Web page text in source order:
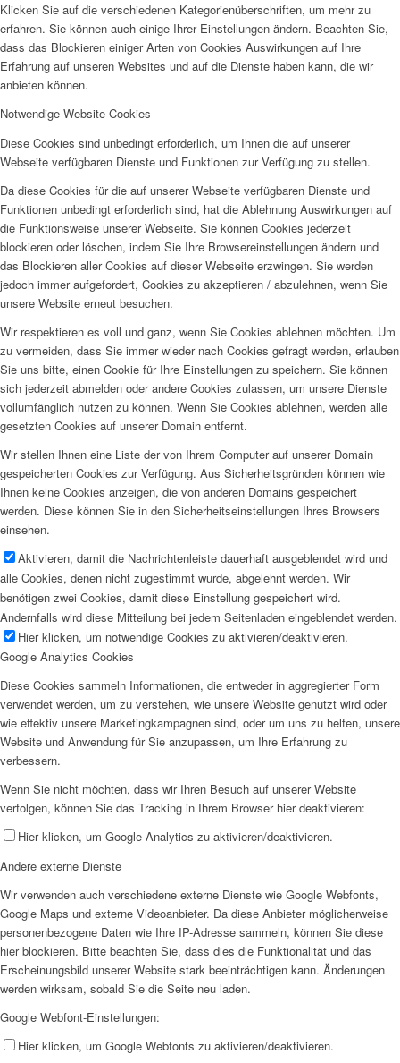
Klicken Sie auf die verschiedenen Kategorienüberschriften, um mehr zu
erfahren. Sie können auch einige Ihrer Einstellungen ändern. Beachten Sie,
dass das Blockieren einiger Arten von Cookies Auswirkungen auf Ihre
Erfahrung auf unseren Websites und auf die Dienste haben kann, die wir
anbieten können.
Notwendige Website Cookies
Diese Cookies sind unbedingt erforderlich, um Ihnen die auf unserer
Webseite verfügbaren Dienste und Funktionen zur Verfügung zu stellen.
Da diese Cookies für die auf unserer Webseite verfügbaren Dienste und
Funktionen unbedingt erforderlich sind, hat die Ablehnung Auswirkungen auf
die Funktionsweise unserer Webseite. Sie können Cookies jederzeit
blockieren oder löschen, indem Sie Ihre Browsereinstellungen ändern und
das Blockieren aller Cookies auf dieser Webseite erzwingen. Sie werden
jedoch immer aufgefordert, Cookies zu akzeptieren / abzulehnen, wenn Sie
unsere Website erneut besuchen.
Wir respektieren es voll und ganz, wenn Sie Cookies ablehnen möchten. Um
zu vermeiden, dass Sie immer wieder nach Cookies gefragt werden, erlauben
Sie uns bitte, einen Cookie für Ihre Einstellungen zu speichern. Sie können
sich jederzeit abmelden oder andere Cookies zulassen, um unsere Dienste
vollumfänglich nutzen zu können. Wenn Sie Cookies ablehnen, werden alle
gesetzten Cookies auf unserer Domain entfernt.
Wir stellen Ihnen eine Liste der von Ihrem Computer auf unserer Domain
gespeicherten Cookies zur Verfügung. Aus Sicherheitsgründen können wie
Ihnen keine Cookies anzeigen, die von anderen Domains gespeichert
werden. Diese können Sie in den Sicherheitseinstellungen Ihres Browsers
einsehen.
Aktivieren, damit die Nachrichtenleiste dauerhaft ausgeblendet wird und
alle Cookies, denen nicht zugestimmt wurde, abgelehnt werden. Wir
benötigen zwei Cookies, damit diese Einstellung gespeichert wird.
Andernfalls wird diese Mitteilung bei jedem Seitenladen eingeblendet werden.
Hier klicken, um notwendige Cookies zu aktivieren/deaktivieren.
Google Analytics Cookies
Diese Cookies sammeln Informationen, die entweder in aggregierter Form
verwendet werden, um zu verstehen, wie unsere Website genutzt wird oder
wie effektiv unsere Marketingkampagnen sind, oder um uns zu helfen, unsere
Website und Anwendung für Sie anzupassen, um Ihre Erfahrung zu
verbessern.
Wenn Sie nicht möchten, dass wir Ihren Besuch auf unserer Website
verfolgen, können Sie das Tracking in Ihrem Browser hier deaktivieren:
Hier klicken, um Google Analytics zu aktivieren/deaktivieren.
Andere externe Dienste
Wir verwenden auch verschiedene externe Dienste wie Google Webfonts,
Google Maps und externe Videoanbieter. Da diese Anbieter möglicherweise
personenbezogene Daten wie Ihre IP-Adresse sammeln, können Sie diese
hier blockieren. Bitte beachten Sie, dass dies die Funktionalität und das
Erscheinungsbild unserer Website stark beeinträchtigen kann. Änderungen
werden wirksam, sobald Sie die Seite neu laden.
Google Webfont-Einstellungen:
Hier klicken, um Google Webfonts zu aktivieren/deaktivieren.